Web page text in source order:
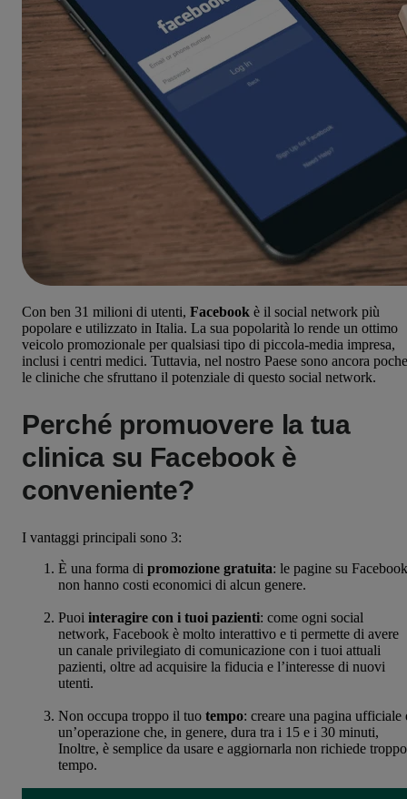
Con ben 31 milioni di utenti, Facebook è il social network più
popolare e utilizzato in Italia. La sua popolarità lo rende un ottimo
veicolo promozionale per qualsiasi tipo di piccola-media impresa,
inclusi i centri medici. Tuttavia, nel nostro Paese sono ancora poche
le cliniche che sfruttano il potenziale di questo social network.
Perché promuovere la tua
clinica su Facebook è
conveniente?
I vantaggi principali sono 3:
È una forma di promozione gratuita: le pagine su Facebook
non hanno costi economici di alcun genere.
Puoi interagire con i tuoi pazienti: come ogni social
network, Facebook è molto interattivo e ti permette di avere
un canale privilegiato di comunicazione con i tuoi attuali
pazienti, oltre ad acquisire la fiducia e l’interesse di nuovi
utenti.
Non occupa troppo il tuo tempo: creare una pagina ufficiale
un’operazione che, in genere, dura tra i 15 e i 30 minuti,
Inoltre, è semplice da usare e aggiornarla non richiede troppo
tempo.